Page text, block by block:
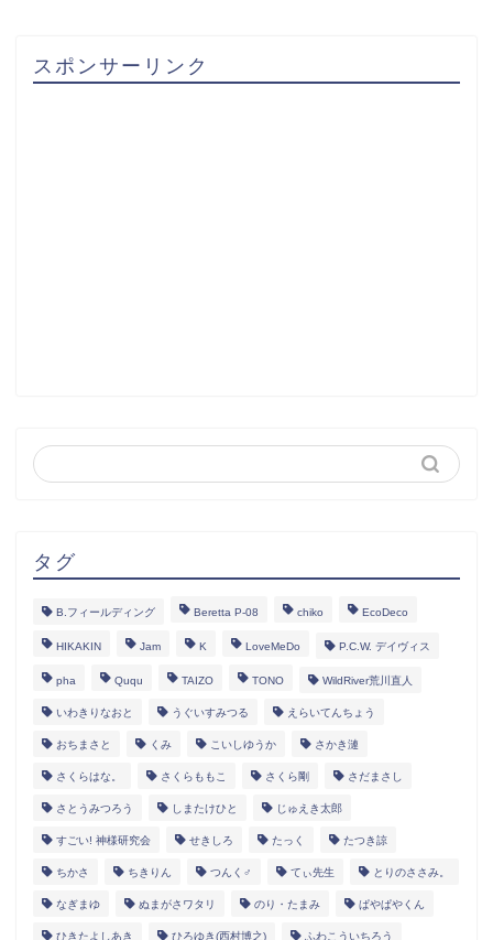
スポンサーリンク
タグ
B.フィールディング Beretta P-08 chiko EcoDeco
HIKAKIN Jam K LoveMeDo P.C.W. デイヴィス
pha Ququ TAIZO TONO WildRiver荒川直人
いわきりなおと うぐいすみつる えらいてんちょう
おちまさと くみ こいしゆうか さかき漣
さくらはな。 さくらももこ さくら剛 さだまさし
さとうみつろう しまたけひと じゅえき太郎
すごい! 神様研究会 せきしろ たっく たつき諒
ちかさ ちきりん つんく♂ てぃ先生 とりのささみ。
なぎまゆ ぬまがさワタリ のり・たまみ ぱやぱやくん
ひきたよしあき ひろゆき(西村博之) ふわこういちろう